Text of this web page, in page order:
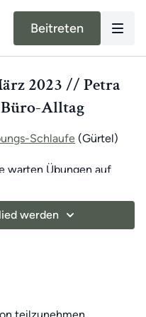
Beitreten
2023 // Petra
Alltag
Schlaufe (Gürtel)
warten Übungen auf
Alltag bringen.
in eurer Pause
super an, um sie in
werden